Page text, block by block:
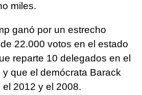
miles.
ganó por un estrecho
22.000 votos en el estado
reparte 10 delegados en el
que el demócrata Barack
2012 y el 2008.